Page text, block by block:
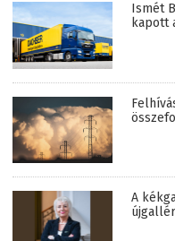
Ismét
kapott
A